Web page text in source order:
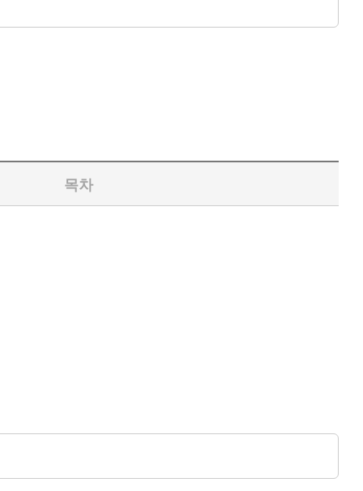
목차